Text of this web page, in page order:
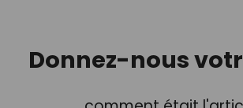
Donnez-nous